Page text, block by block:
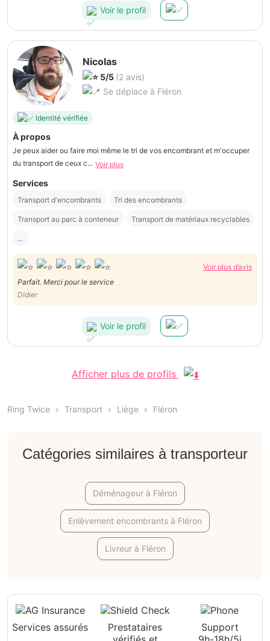
Voir le profil
Nicolas
5/5 (2 avis)
Se déplace à Fléron
Identité vérifiée
À propos
Je peux aider ou faire moi même le tri de vos encombrant et m'occuper
du transport de ceux c... Voir plus
Services
Transport d'encombrants Tri des encombrants
Transport au parc à conteneur Transport de matériaux recyclables
...
Voir plus d’avis
Parfait. Merci pour le service
Didier
Voir le profil
Afficher plus de profils
Ring Twice Transport Liège Fléron
Catégories similaires à transporteur
Déménageur à Fléron
Enlèvement encombrants à Fléron
Livreur à Fléron
Services assurés
Prestataires
Support